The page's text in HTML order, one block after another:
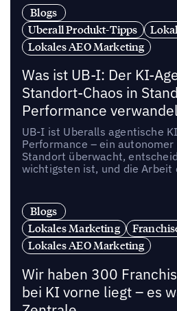
Blogs
Uberall Produkt-Tipps
Lokales AEO Marketing
Was ist UB-I: Der KI-
Standort-Chaos in
Performance
UB-I ist Uberalls agentische
Performance – ein
Standort überwacht,
wichtigsten ist, und die Arbeit
Blogs
Lokales Marketing
Lokales AEO Marketing
Wir haben 300
bei KI vorne liegt – es